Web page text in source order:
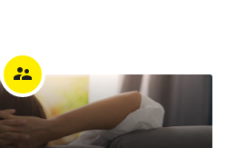
supervisor_account